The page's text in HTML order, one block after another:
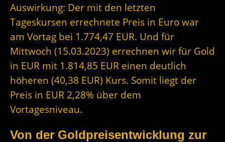
Auswirkung: Der mit den letzten
Tageskursen errechnete Preis in Euro war
am Vortag bei 1.774,47 EUR. Und für
Mittwoch (15.03.2023) errechnen wir für Gold
in EUR mit 1.814,85 EUR einen deutlich
höheren (40,38 EUR) Kurs. Somit liegt der
Preis in EUR 2,28% über dem
Vortagesniveau.
Von der Goldpreisentwicklung zur